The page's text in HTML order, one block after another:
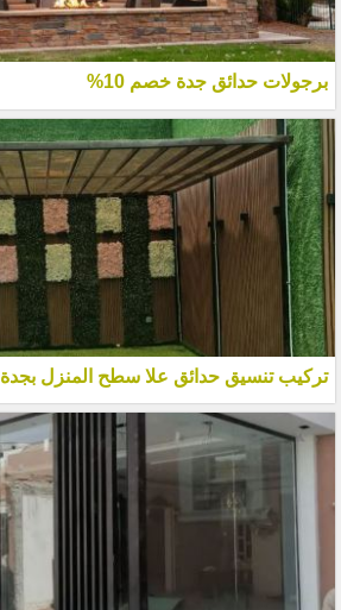
برجولات حدائق جدة خصم 10%
تركيب تنسيق حدائق علا سطح المنزل بجدة